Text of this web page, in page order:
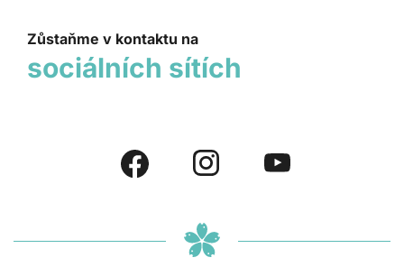
Zůstaňme v kontaktu na
sociálních sítích